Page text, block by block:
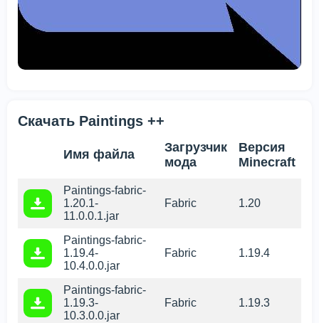
Скачать Paintings ++
Имя файла
Загрузчик
мода
Версия
Minecraft
Paintings-fabric-
1.20.1-
11.0.0.1.jar
Fabric 1.20
Paintings-fabric-
1.19.4-
10.4.0.0.jar
Fabric 1.19.4
Paintings-fabric-
1.19.3-
10.3.0.0.jar
Fabric 1.19.3